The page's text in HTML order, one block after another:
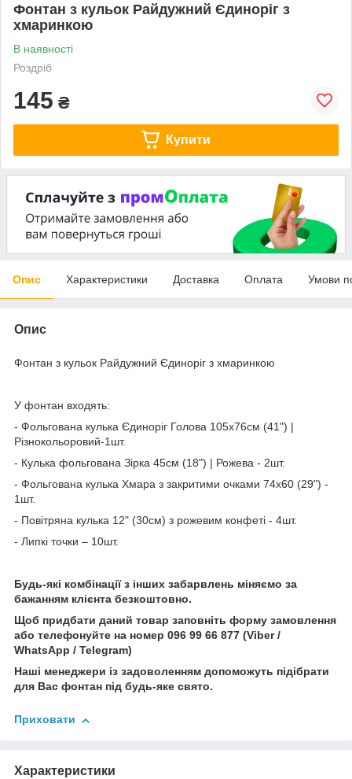
Фонтан з кульок Райдужний Єдиноріг з
хмаринкою
В наявності
Роздріб
145 ₴
Купити
Опис Характеристики Доставка Оплата Умови
Опис
Фонтан з кульок Райдужний Єдиноріг з хмаринкою
У фонтан входять:
- Фольгована кулька Єдиноріг Голова 105х76см (41") |
Різнокольоровий-1шт.
- Кулька фольгована Зірка 45см (18") | Рожева - 2шт.
- Фольгована кулька Хмара з закритими очками 74x60 (29") -
1шт.
- Повітряна кулька 12" (30см) з рожевим конфеті - 4шт.
- Липкі точки – 10шт.
Будь-які комбінації з інших забарвлень міняємо за
бажанням клієнта безкоштовно.
Щоб придбати даний товар заповніть форму замовлення
або телефонуйте на номер 096 99 66 877 (Viber /
WhatsApp / Telegram)
Наші менеджери із задоволенням допоможуть підібрати
для Вас фонтан під будь-яке свято.
Приховати
Характеристики